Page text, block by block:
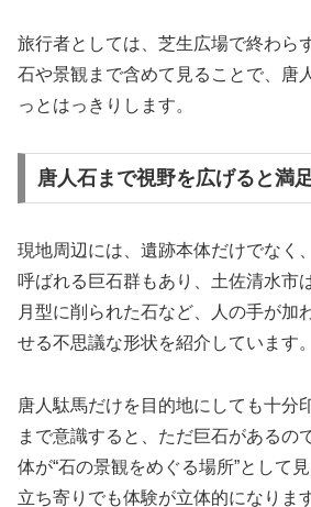
旅行者としては、芝生広場で終わら
石や景観まで含めて見ることで、唐
っとはっきりします。
唐人石まで視野を広げると満
現地周辺には、遺跡本体だけでなく
呼ばれる巨石群もあり、土佐清水市
月型に削られた石など、人の手が加
せる不思議な形状を紹介しています。
唐人駄馬だけを目的地にしても十分
まで意識すると、ただ巨石があるの
体が“石の景観をめぐる場所”として
立ち寄りでも体験が立体的になります